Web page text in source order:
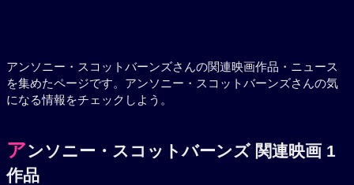
アンソニー・スコットバーンズさんの関連映画作品・ニュース
を集めたページです。アンソニー・スコットバーンズさんの気
になる情報をチェックしよう。
アンソニー・スコットバーンズ 関連映画 1
作品